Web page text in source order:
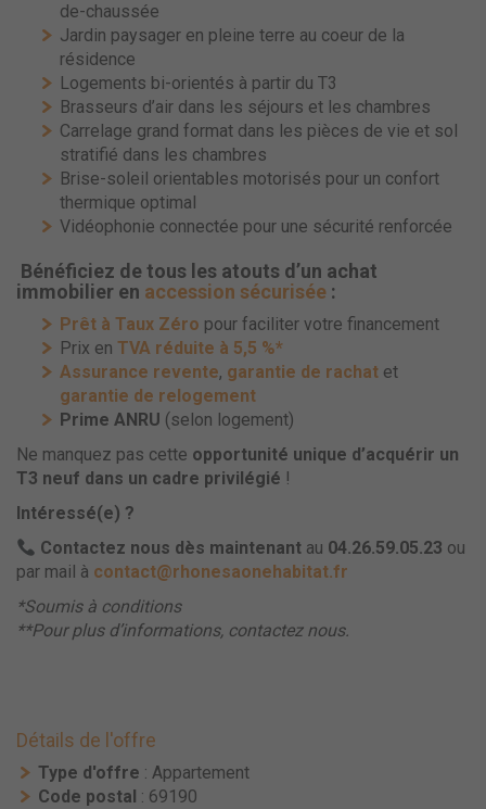
de-chaussée
Jardin paysager en pleine terre au coeur de la
résidence
Logements bi-orientés à partir du T3
Brasseurs d’air dans les séjours et les chambres
Carrelage grand format dans les pièces de vie et sol
stratifié dans les chambres
Brise-soleil orientables motorisés pour un confort
thermique optimal
Vidéophonie connectée pour une sécurité renforcée
Bénéficiez de tous les atouts d’un achat
immobilier en accession sécurisée :
Prêt à Taux Zéro pour faciliter votre financement
Prix en TVA réduite à 5,5 %*
Assurance revente, garantie de rachat et
garantie de relogement
Prime ANRU (selon logement)
Ne manquez pas cette opportunité unique d’acquérir un
T3 neuf dans un cadre privilégié !
Intéressé(e) ?
Contactez nous dès maintenant au 04.26.59.05.23 ou
par mail à contact@rhonesaonehabitat.fr
*Soumis à conditions
**Pour plus d’informations, contactez nous.
Détails de l'offre
Type d'offre : Appartement
Code postal : 69190